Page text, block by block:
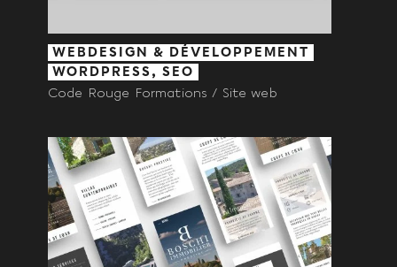
WEBDESIGN & DÉVELOPPEMENT
WORDPRESS, SEO
Code Rouge Formations / Site web